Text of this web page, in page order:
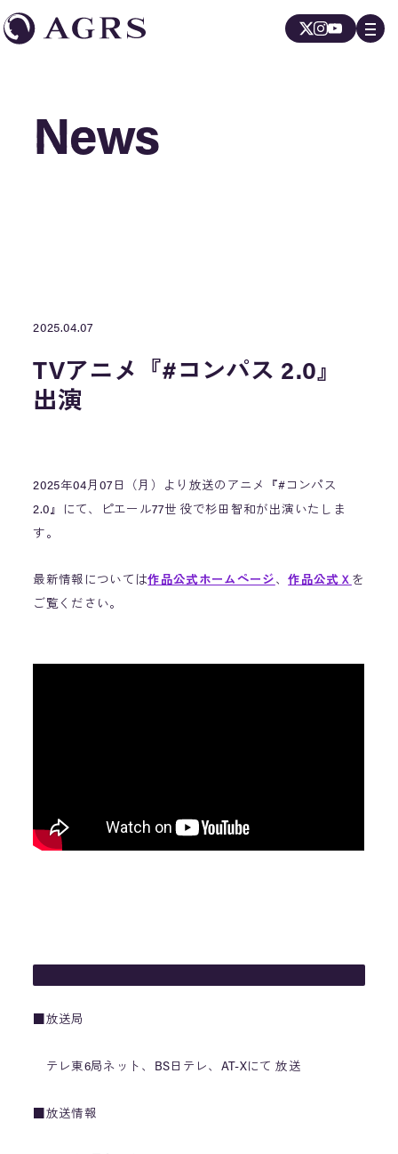
News
News
2025.04.07
TVアニメ『#コンパス 2.0』
出演
2025年04月07日（月）より放送のアニメ『#コンパス
2.0』にて、ピエール77世 役で杉田智和が出演いたしま
す。
最新情報については作品公式ホームページ 、作品公式Ｘ を
ご覧ください。
■放送局
テレ東6局ネット、BS日テレ、AT-Xにて 放送
■放送情報